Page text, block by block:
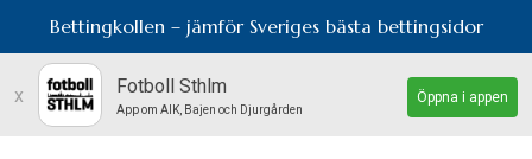
Bettingkollen – jämför Sveriges bästa bettingsidor
x Fotboll Sthlm
App om AIK, Bajen och Djurgården
Öppna i appen